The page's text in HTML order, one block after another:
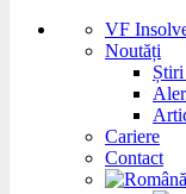
VF
Noutăți
Cariere
Contact